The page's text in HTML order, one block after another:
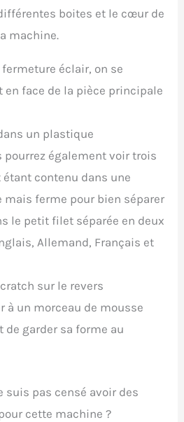
boites et le cœur de
machine.
fermeture éclair, on se
face de la pièce principale
un plastique
également voir trois
contenu dans une
mais ferme pour bien séparer
le petit filet séparée en deux
Allemand, Français et
sur le revers
à un morceau de mousse
garder sa forme au
suis pas censé avoir des
cette machine ?